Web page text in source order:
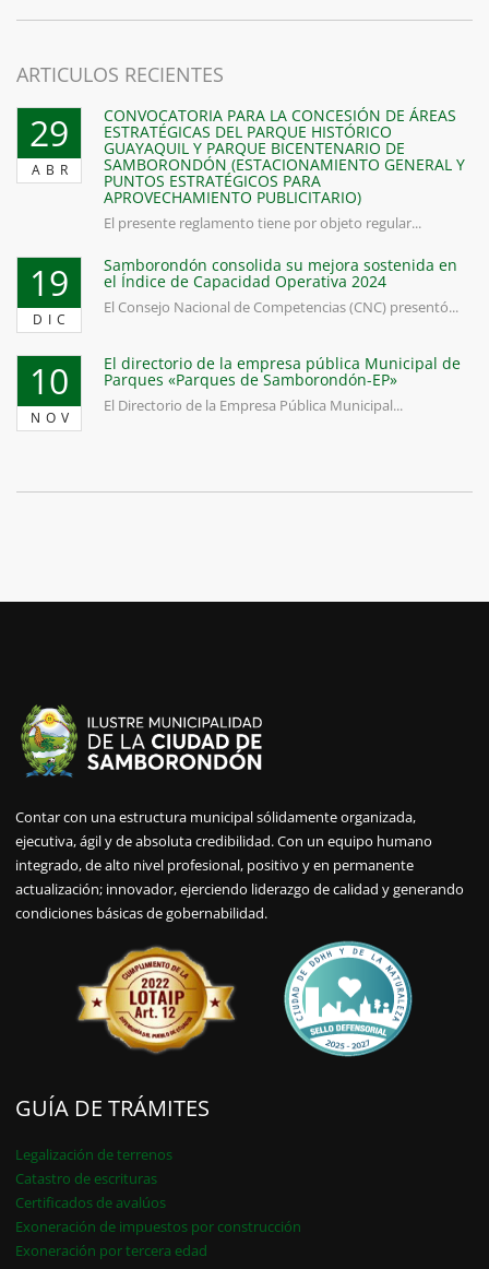
ARTICULOS RECIENTES
29
ABR
CONVOCATORIA PARA LA CONCESIÓN DE ÁREAS
ESTRATÉGICAS DEL PARQUE HISTÓRICO
GUAYAQUIL Y PARQUE BICENTENARIO DE
SAMBORONDÓN (ESTACIONAMIENTO GENERAL Y
PUNTOS ESTRATÉGICOS PARA
APROVECHAMIENTO PUBLICITARIO)
El presente reglamento tiene por objeto regular...
19
DIC
Samborondón consolida su mejora sostenida en
el Índice de Capacidad Operativa 2024
El Consejo Nacional de Competencias (CNC) presentó...
10
NOV
El directorio de la empresa pública Municipal de
Parques «Parques de Samborondón-EP»
El Directorio de la Empresa Pública Municipal...
Contar con una estructura municipal sólidamente organizada,
ejecutiva, ágil y de absoluta credibilidad. Con un equipo humano
integrado, de alto nivel profesional, positivo y en permanente
actualización; innovador, ejerciendo liderazgo de calidad y generando
condiciones básicas de gobernabilidad.
GUÍA DE TRÁMITES
Legalización de terrenos
Catastro de escrituras
Certificados de avalúos
Exoneración de impuestos por construcción
Exoneración por tercera edad